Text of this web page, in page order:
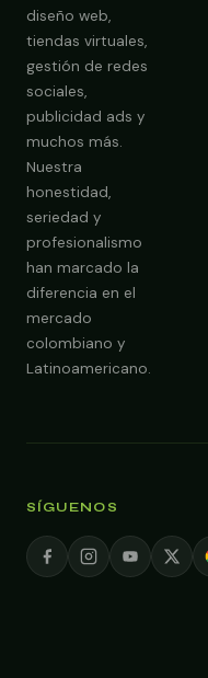
diseño web,
tiendas virtuales,
gestión de redes
sociales,
publicidad ads y
muchos más.
Nuestra
honestidad,
seriedad y
profesionalismo
han marcado la
diferencia en el
mercado
colombiano y
Latinoamericano.
SÍGUENOS